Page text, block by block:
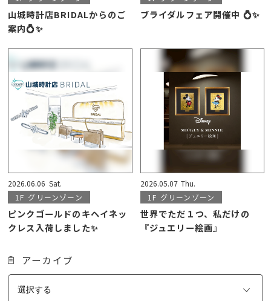
山城時計店BRIDALからのご
案内💍✨
ブライダルフェア開催中 💍✨
2026.06.06 Sat.
1F グリーンゾーン
ピンクゴールドのキヘイネッ
クレス入荷しました✨
2026.05.07 Thu.
1F グリーンゾーン
世界でただ１つ、私だけの
『ジュエリー絵画』
アーカイブ